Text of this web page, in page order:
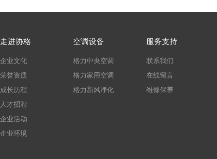
走进协格
企业文化
荣誉资质
成长历程
人才招聘
企业活动
企业环境
空调设备
格力中央空调
格力家用空调
格力新风净化
服务支持
联系我们
在线留言
维修保养